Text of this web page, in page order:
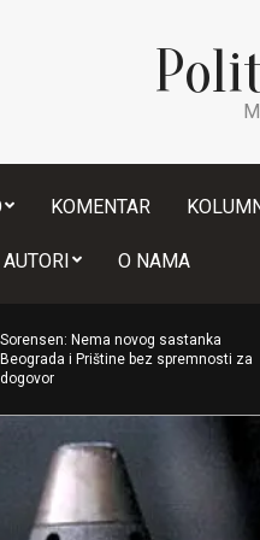
KOMENTAR
AUTORI O NAMA
novog sastanka
bez spremnosti za